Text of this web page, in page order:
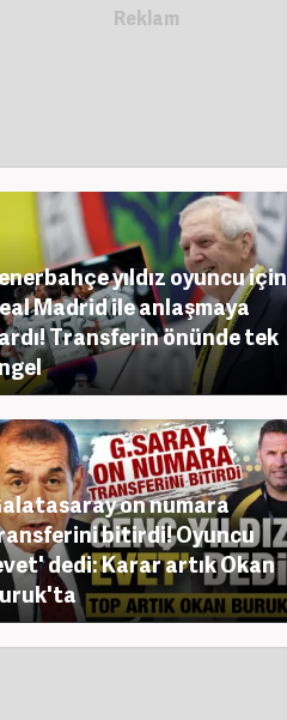
yıldız oyuncu için
Madrid ile anlaşmaya
Transferin önünde tek
on numara
bitirdi! Oyuncu
dedi: Karar artık Okan